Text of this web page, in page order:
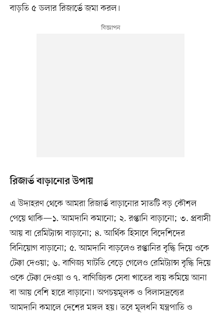
বাড়তি ৫ ডলার রিজার্ভে জমা করল।
রিজার্ভ বাড়ানোর উপায়
এ উদাহরণ থেকে আমরা রিজার্ভ বাড়ানোর সাতটি বড় কৌশল
পেয়ে থাকি—১. আমদানি কমানো; ২. রপ্তানি বাড়ানো; ৩. প্রবাসী
আয় বা রেমিট্যান্স বাড়ানো; ৪. আর্থিক হিসাবে বিদেশিদের
বিনিয়োগ বাড়ানো; ৫. আমদানি বাড়লেও রপ্তানির বৃদ্ধি দিয়ে ওকে
টেক্কা দেওয়া; ৬. বাণিজ্য ঘাটতি বেড়ে গেলেও রেমিট্যান্স বৃদ্ধি দিয়ে
ওকে টেক্কা দেওয়া ও ৭. বাণিজ্যিক সেবা খাতের ব্যয় কমিয়ে আনা
বা আয় বেশি হারে বাড়ানো। অপচয়মূলক ও বিলাসদ্রব্যের
আমদানি কমালে দেশের মঙ্গল হয়। তবে মূলধনি যন্ত্রপাতি ও